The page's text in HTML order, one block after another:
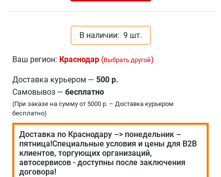
В наличии: 9 шт.
Ваш регион: Краснодар (Выбрать другой)
Доставка курьером — 500 р.
Самовывоз — бесплатно
(При заказе на сумму от 5000 р. – Доставка курьером
бесплатно)
Доставка по Краснодару –> понедельник –
пятница!Специальные условия и цены для В2В
клиентов, торгующих организаций,
автосервисов - доступны после заключения
договора!